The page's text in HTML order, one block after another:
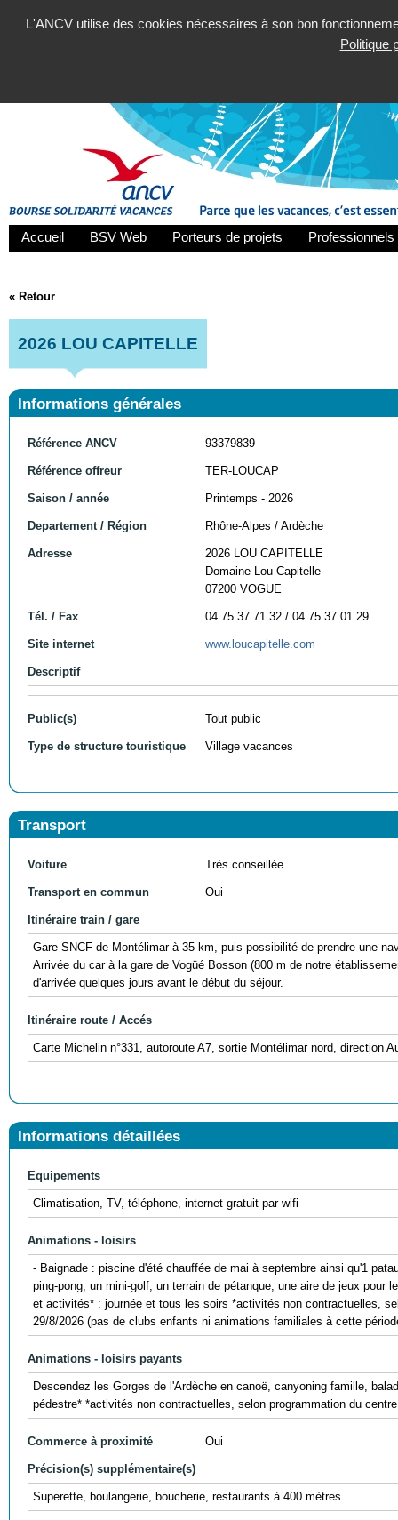
L'ANCV utilise des cookies nécessaires à son bon
Politique
Accueil BSV Web Porteurs de projets
« Retour
2026 LOU CAPITELLE
Informations générales
Référence ANCV 93379839
Référence offreur TER-LOUCAP
Saison / année Printemps - 2026
Departement / Région Rhône-Alpes / Ardèche
Adresse
2026 LOU CAPITELLE
Domaine Lou Capitelle
07200 VOGUE
Tél. / Fax 04 75 37 71 32 / 04 75 37 01 29
Site internet www.loucapitelle.com
Descriptif
Public(s) Tout public
Type de structure touristique Village vacances
Transport
Voiture Très conseillée
Transport en commun Oui
Itinéraire train / gare
Gare SNCF de Montélimar à 35 km, puis possibilité de prendre une
Arrivée du car à la gare de Vogüé Bosson (800 m de notre
d'arrivée quelques jours avant le début du séjour.
Itinéraire route / Accés
Carte Michelin n°331, autoroute A7, sortie Montélimar nord, direction
Informations détaillées
Equipements
Climatisation, TV, téléphone, internet gratuit par wifi
Animations - loisirs
- Baignade : piscine d'été chauffée de mai à septembre ainsi qu'1
ping-pong, un mini-golf, un terrain de pétanque, une aire de jeux pour
et activités* : journée et tous les soirs *activités non contractuelles,
29/8/2026 (pas de clubs enfants ni animations familiales à cette
Animations - loisirs payants
Descendez les Gorges de l'Ardèche en canoë, canyoning famille,
pédestre* *activités non contractuelles, selon programmation du
Commerce à proximité Oui
Précision(s) supplémentaire(s)
Superette, boulangerie, boucherie, restaurants à 400 mètres